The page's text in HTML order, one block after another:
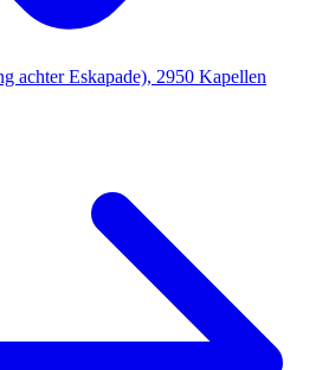
achter Eskapade), 2950 Kapellen